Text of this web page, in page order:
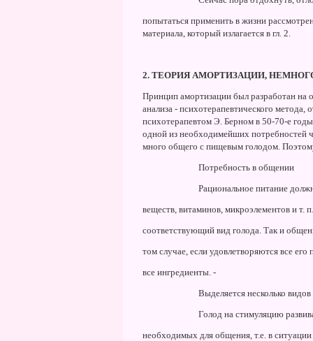
попытаться применить в жизни
материала, который излагается в гл. 2.
2. ТЕОРИЯ АМОРТИЗАЦИИ,
Принцип амортизации был разработан на
анализа - психотерапевтического
психотерапевтом Э. Берном в 50-70-е
одной из необходимейших потребностей
много общего с пищевым голодом.
Потребность в общении
Рациональное питание
веществ, витаминов, микроэлементов и т.
соответствующий вид голода. Так и
том случае, если удовлетворяются все
все ингредиенты. -
Выделяется несколько
Голод на стимуляцию
необходимых для общения, т.е. в